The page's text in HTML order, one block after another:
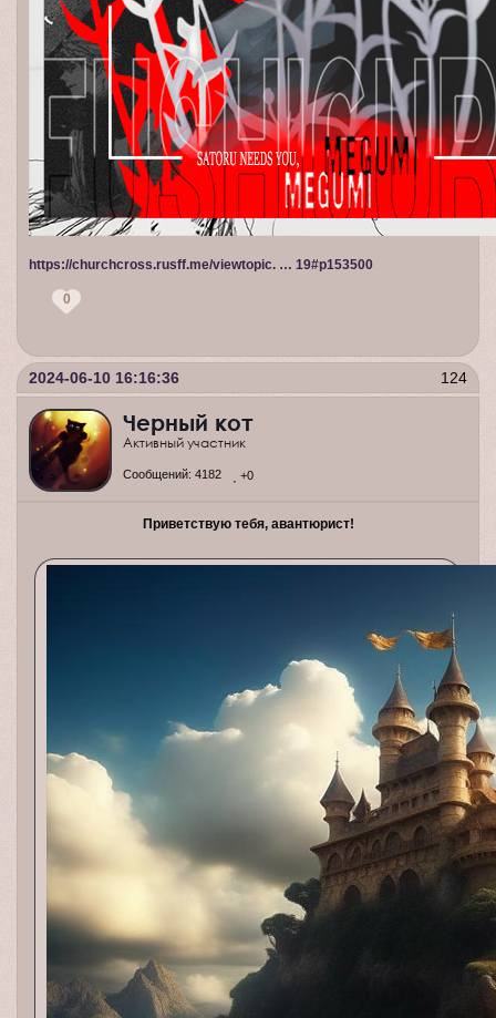
https://churchcross.rusff.me/viewtopic. … 19#p153500
0
124
2024-06-10 16:16:36
Черный кот
Активный участник
Сообщений: 4182 +0
Приветствую тебя, авантюрист!